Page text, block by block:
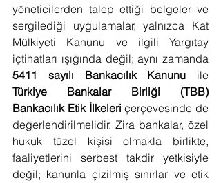
yöneticilerden talep ettiği belgeler ve
sergilediği uygulamalar, yalnızca Kat
Mülkiyeti Kanunu ve ilgili Yargıtay
5411 sayılı Bankacılık Kanunu
Türkiye Bankalar Birliği (TBB)
Bankacılık Etik İlkeleri çerçevesinde de
değerlendirilmelidir. Zira bankalar, özel
hukuk tüzel kişisi olmakla birlikte,
faaliyetlerini serbest takdir yetkisiyle
değil; kanunla çizilmiş sınırlar ve etik